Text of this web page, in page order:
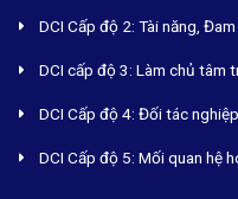
DCI Cấp độ 2: Tài năng,
DCI cấp độ 3: Làm chủ tâm
DCI Cấp độ 4: Đối tác nghiệp
DCI Cấp độ 5: Mối quan hệ